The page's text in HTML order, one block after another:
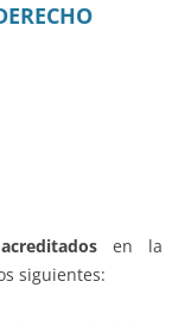
en la
siguientes: